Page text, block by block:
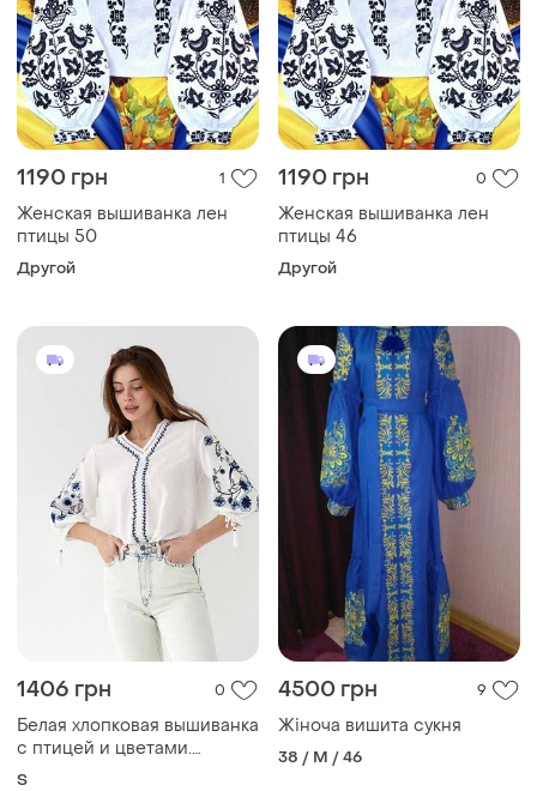
1190 грн 1
Женская вышиванка лен
птицы 50
Другой
1190 грн 0
Женская вышиванка лен
птицы 46
Другой
1406 грн 0
Белая хлопковая вышиванка
с птицей и цветами.
размер s,m,l
S
4500 грн 9
Жіноча вишита сукня
38 / M / 46